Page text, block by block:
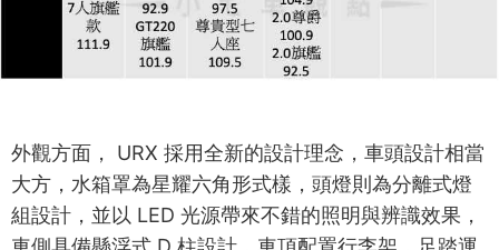
外觀方面， URX 採用全新的設計理念，車頭設計相當
大方，水箱罩為星耀六角形式樣，頭燈則為分離式燈
組設計，並以 LED 光源帶來不錯的照明與辨識效果，